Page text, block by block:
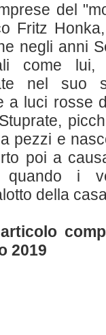
del
Fritz
negli anni
come lui,
nel suo
a luci rosse
pezzi e
poi a
quando i
della
2019